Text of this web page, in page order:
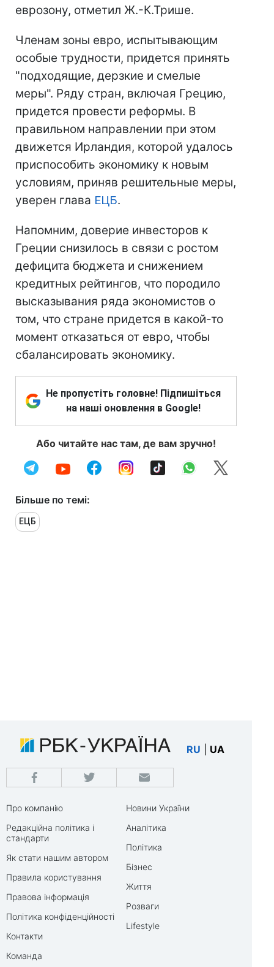
еврозону, отметил Ж.-К.Трише.
Членам зоны евро, испытывающим
особые трудности, придется принять
"подходящие, дерзкие и смелые
меры". Ряду стран, включая Грецию,
придется провести реформы. В
правильном направлении при этом
движется Ирландия, которой удалось
приспособить экономику к новым
условиям, приняв решительные меры,
уверен глава ЕЦБ.
Напомним, доверие инвесторов к
Греции снизилось в связи с ростом
дефицита бюджета и снижением
кредитных рейтингов, что породило
высказывания ряда экономистов о
том, что стране придется в какой-то
момент отказаться от евро, чтобы
сбалансировать экономику.
Не пропустіть головне! Підпишіться
на наші оновлення в Google!
Або читайте нас там, де вам зручно!
Більше по темі:
ЕЦБ
RU UA
Про компанію
Редакційна політика і
стандарти
Як стати нашим автором
Правила користування
Правова інформація
Політика конфіденційності
Контакти
Команда
Новини України
Аналітика
Політика
Бізнес
Життя
Розваги
Lifestyle